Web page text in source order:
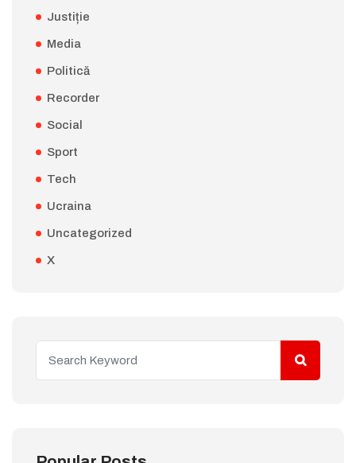
Justiție
Media
Politică
Recorder
Social
Sport
Tech
Ucraina
Uncategorized
X